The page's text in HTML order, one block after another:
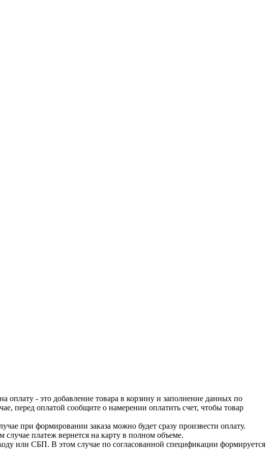
- это добавление товара в корзину и заполнение данных по
перед оплатой сообщите о намерении оплатить счет, чтобы товар
при формировании заказа можно будет сразу произвести оплату.
платеж вернется на карту в полном объеме.
или СБП. В этом случае по согласованной спецификации формируется